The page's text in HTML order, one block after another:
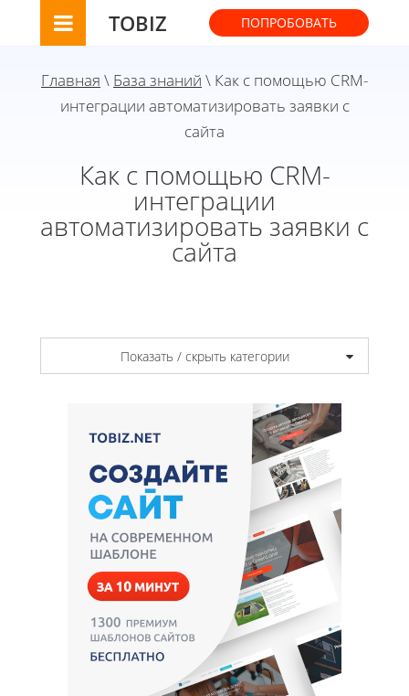
TOBIZ ПОПРОБОВАТЬ
Главная \ База знаний \ Как с помощью CRM-
интеграции автоматизировать заявки с
сайта
Как с помощью CRM-
интеграции
автоматизировать заявки с
сайта
Показать / скрыть категории